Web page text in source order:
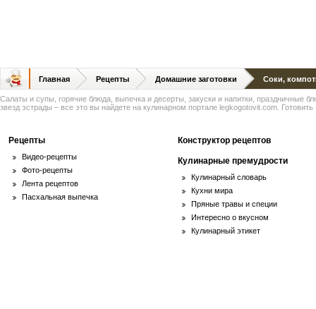
Главная Рецепты Домашние заготовки Соки,
Салаты и супы, горячие блюда, выпечка и десерты, закуски и напитки, праздничные
звезд эстрады – все это вы найдете на кулинарном портале legkogotovit.com. Готовить
Рецепты
Видео-рецепты
Фото-рецепты
Лента рецептов
Пасхальная выпечка
Конструктор рецептов
Кулинарные премудрости
Кулинарный словарь
Кухни мира
Пряные травы и специи
Интересно о вкусном
Кулинарный этикет